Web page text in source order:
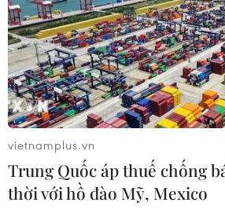
vietnamplus.vn
Trung Quốc áp thuế chống
thời với hồ đào Mỹ, Mexico